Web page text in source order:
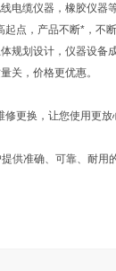
缆仪器，橡胶仪器
点，产品不断*，不
规划设计，仪器设备
关，价格更优惠。
更换，让您使用更放
供准确、可靠、耐用